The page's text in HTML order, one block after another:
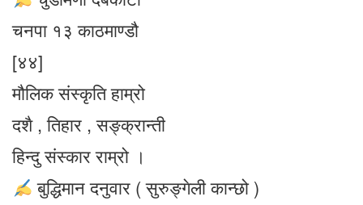
चनपा १३ काठमाण्डौ
[४४]
मौलिक संस्कृति हाम्रो
दशै , तिहार , सङ्क्रान्ती
हिन्दु संस्कार राम्रो ।
बुद्धिमान दनुवार ( सुरुङ्गेली कान्छो )